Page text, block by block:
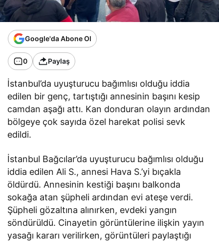
Google'da Abone Ol
0 Paylaş
İstanbul’da uyuşturucu bağımlısı olduğu iddia
edilen bir genç, tartıştığı annesinin başını kesip
camdan aşağı attı. Kan donduran olayın ardından
bölgeye çok sayıda özel harekat polisi sevk
edildi.
İstanbul Bağcılar’da uyuşturucu bağımlısı olduğu
iddia edilen Ali S., annesi Hava S.’yi bıçakla
öldürdü. Annesinin kestiği başını balkonda
sokağa atan şüpheli ardından evi ateşe verdi.
Şüpheli gözaltına alınırken, evdeki yangın
söndürüldü. Cinayetin görüntülerine ilişkin yayın
yasağı kararı verilirken, görüntüleri paylaştığı